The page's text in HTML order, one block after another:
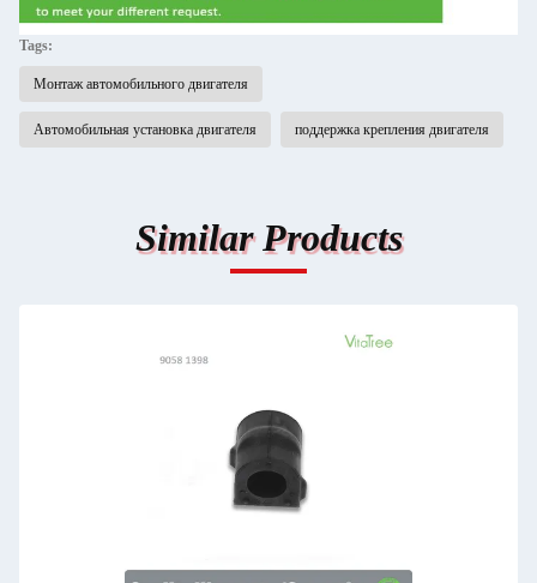
Tags:
Монтаж автомобильного двигателя
Автомобильная установка двигателя поддержка крепления двигателя
Similar Products